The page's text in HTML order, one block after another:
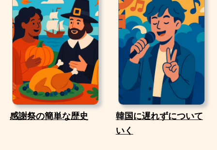
感謝祭の簡単な歴史
韓国に遅れずについて
いく